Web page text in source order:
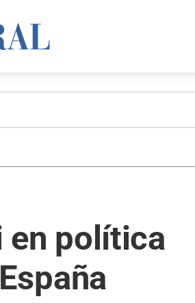
en política